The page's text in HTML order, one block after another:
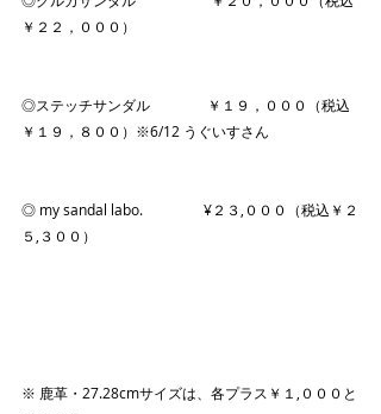
￥２２，０００）
◎ステッチサンダル　　　　￥１９，０００（税込
￥１９，８００）※6/12 うぐいすさん
◎ my sandal labo. 　　　　¥２３,０００（税込￥２
５,３００）
※ 鹿革・27.28cmサイズは、各プラス￥１,０００と